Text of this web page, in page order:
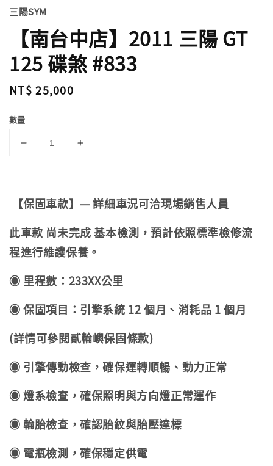
三陽SYM
【南台中店】2011 三陽 GT
125 碟煞 #833
Regular
NT$ 25,000
數量
【保固車款】— 詳細車況可洽現場銷售人員
此車款 尚未完成 基本檢測，預計依照標準檢修流
程進行維護保養。
◉ 里程數：233XX公里
◉ 保固項目：引擎系統 12 個月、消耗品 1 個月
(詳情可參閱貳輪嶼保固條款)
◉ 引擎傳動檢查，確保運轉順暢、動力正常
◉ 燈系檢查，確保照明與方向燈正常運作
◉ 輪胎檢查，確認胎紋與胎壓達標
◉ 電瓶檢測，確保穩定供電